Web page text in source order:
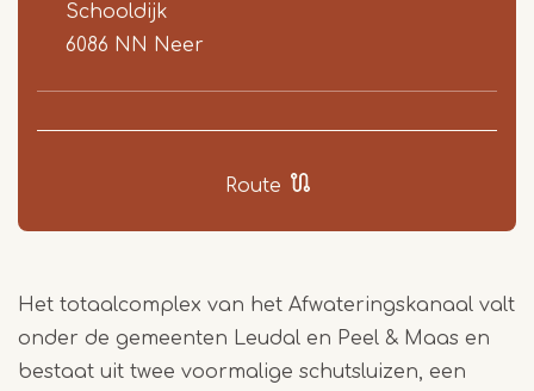
Schooldijk
6086 NN Neer
Route
Het totaalcomplex van het Afwateringskanaal valt
onder de gemeenten Leudal en Peel & Maas en
bestaat uit twee voormalige schutsluizen, een